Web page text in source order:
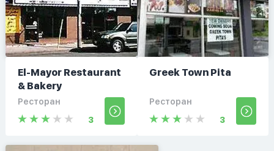
El-Mayor Restaurant
& Bakery
Ресторан
3
Greek Town Pita
Ресторан
3